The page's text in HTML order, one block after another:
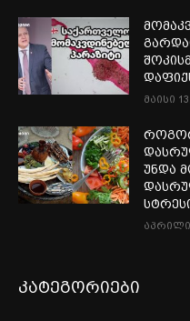
მაისი
უნდა
აპრილი
კატეგორიები